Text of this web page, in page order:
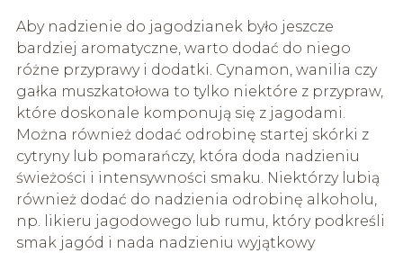
Aby nadzienie do jagodzianek było jeszcze
bardziej aromatyczne, warto dodać do niego
różne przyprawy i dodatki. Cynamon, wanilia czy
gałka muszkatołowa to tylko niektóre z przypraw,
które doskonale komponują się z jagodami.
Można również dodać odrobinę startej skórki z
cytryny lub pomarańczy, która doda nadzieniu
świeżości i intensywności smaku. Niektórzy lubią
również dodać do nadzienia odrobinę alkoholu,
np. likieru jagodowego lub rumu, który podkreśli
smak jagód i nada nadzieniu wyjątkowy